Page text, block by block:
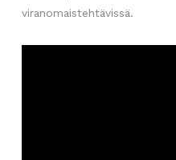
viranomaistehtävissä.